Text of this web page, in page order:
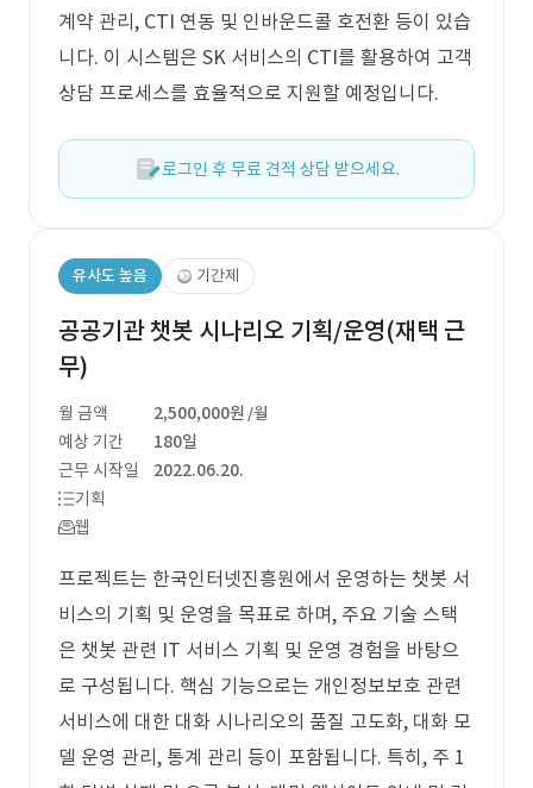
계약 관리, CTI 연동 및 인바운드콜 호전환 등이 있습
니다. 이 시스템은 SK 서비스의 CTI를 활용하여 고객
상담 프로세스를 효율적으로 지원할 예정입니다.
로그인 후 무료 견적 상담 받으세요.
유사도 높음 기간제
공공기관 챗봇 시나리오 기획/운영(재택 근
무)
월 금액 2,500,000원 /월
예상 기간
180일
근무 시작일
2022.06.20.
기획
웹
프로젝트는 한국인터넷진흥원에서 운영하는 챗봇 서
비스의 기획 및 운영을 목표로 하며, 주요 기술 스택
은 챗봇 관련 IT 서비스 기획 및 운영 경험을 바탕으
로 구성됩니다. 핵심 기능으로는 개인정보보호 관련
서비스에 대한 대화 시나리오의 품질 고도화, 대화 모
델 운영 관리, 통계 관리 등이 포함됩니다. 특히, 주 1